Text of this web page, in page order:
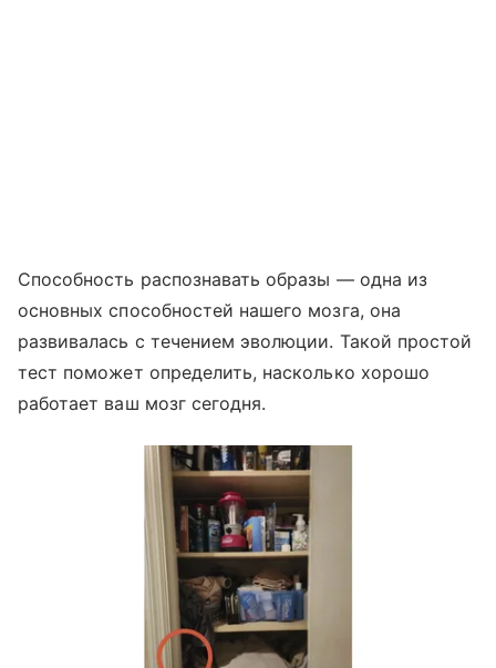
Способность распознавать образы — одна из
основных способностей нашего мозга, она
развивалась с течением эволюции. Такой простой
тест поможет определить, насколько хорошо
работает ваш мозг сегодня.